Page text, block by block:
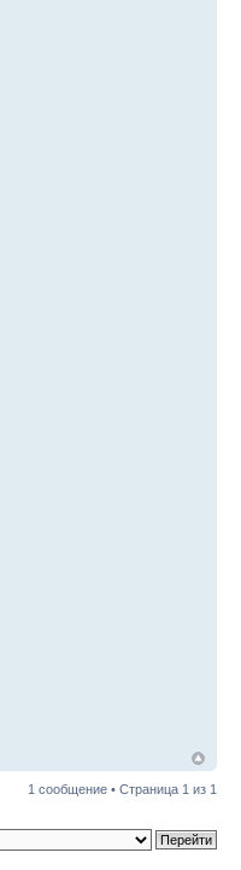
1 сообщение • Страница 1 из 1